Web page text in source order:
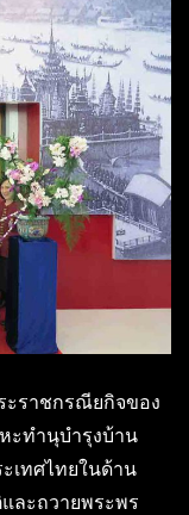
ะราชกรณียกิจของ
ะทำนุบำรุงบ้าน
เทศไทยในด้าน
ละถวายพระพร